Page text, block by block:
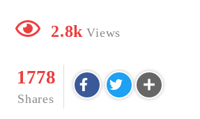
2.8k Views
1778
Shares